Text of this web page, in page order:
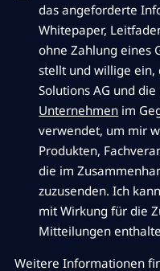
das angeforderte
Whitepaper,
ohne Zahlung eines
stellt und willige ein,
Solutions AG und
Unternehmen im
verwendet, um mir
Produkten,
die im
zuzusenden. Ich
mit Wirkung für die
Mitteilungen
Weitere Informationen